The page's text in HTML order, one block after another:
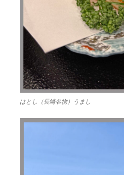
はとし（長崎名物）うまし